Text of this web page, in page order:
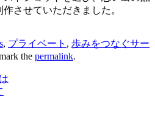
させていただきました。
, プライベート , 歩みをつなぐサー
the permalink.